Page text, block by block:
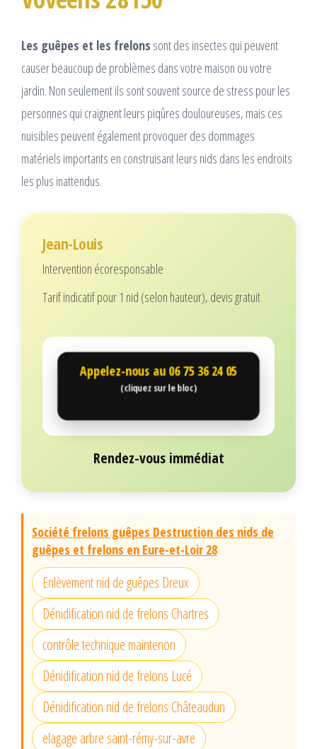
Les guêpes et les frelons sont des insectes qui peuvent
causer beaucoup de problèmes dans votre maison ou votre
jardin. Non seulement ils sont souvent source de stress pour les
personnes qui craignent leurs piqûres douloureuses, mais ces
nuisibles peuvent également provoquer des dommages
matériels importants en construisant leurs nids dans les endroits
les plus inattendus.
Jean-Louis
Intervention écoresponsable
Tarif indicatif pour 1 nid (selon hauteur), devis gratuit
Appelez-nous au06 75 36 24 05
(cliquez sur le bloc)
Rendez-vous immédiat
Société frelons guêpes Destruction des nids de
guêpes et frelons en Eure-et-Loir 28
Enlèvement nid de guêpes Dreux
Dénidification nid de frelons Chartres
contrôle technique maintenon
Dénidification nid de frelons Lucé
Dénidification nid de frelons Châteaudun
elagage arbre saint-rémy-sur-avre